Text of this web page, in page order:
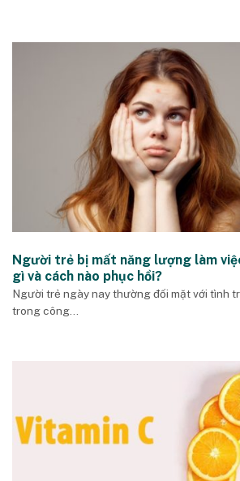
Người trẻ bị mất năng lượng làm
gì và cách nào phục hồi?
Người trẻ ngày nay thường đối mặt với tình
trong công...